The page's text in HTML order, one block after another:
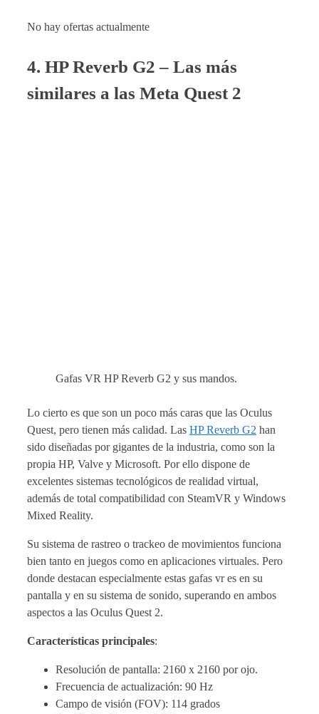
No hay ofertas actualmente
4. HP Reverb G2 – Las más
similares a las Meta Quest 2
Gafas VR HP Reverb G2 y sus mandos.
Lo cierto es que son un poco más caras que las Oculus
Quest, pero tienen más calidad. Las HP Reverb G2 han
sido diseñadas por gigantes de la industria, como son la
propia HP, Valve y Microsoft. Por ello dispone de
excelentes sistemas tecnológicos de realidad virtual,
además de total compatibilidad con SteamVR y Windows
Mixed Reality.
Su sistema de rastreo o trackeo de movimientos funciona
bien tanto en juegos como en aplicaciones virtuales. Pero
donde destacan especialmente estas gafas vr es en su
pantalla y en su sistema de sonido, superando en ambos
aspectos a las Oculus Quest 2.
Características principales:
Resolución de pantalla: 2160 x 2160 por ojo.
Frecuencia de actualización: 90 Hz
Campo de visión (FOV): 114 grados